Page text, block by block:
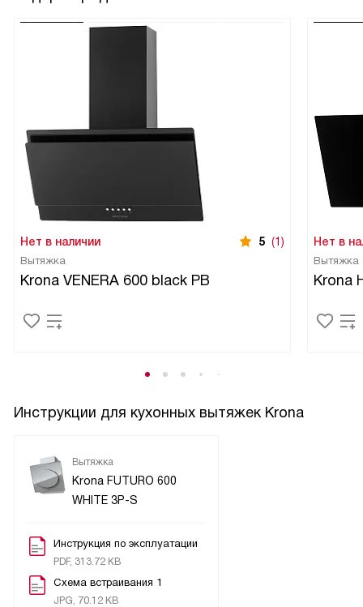
Нет в наличии 5 (1)
Вытяжка
Krona VENERA 600 black PB
Нет в
Вытяжка
Krona
Инструкции для кухонных вытяжек Krona
Вытяжка
Krona FUTURO 600
WHITE 3P-S
Инструкция по эксплуатации
PDF, 313.72 KB
Схема встраивания 1
JPG, 70.12 KB